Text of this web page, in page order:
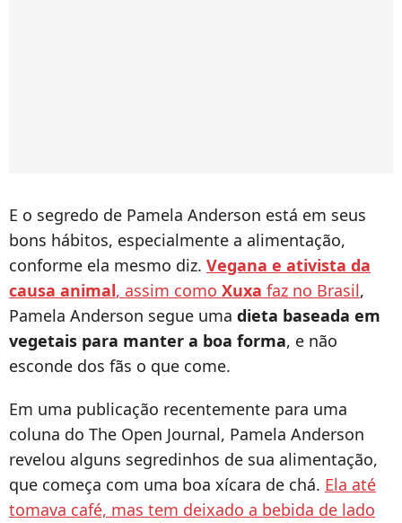
E o segredo de Pamela Anderson está em seus
bons hábitos, especialmente a alimentação,
conforme ela mesmo diz. Vegana e ativista da
causa animal, assim como Xuxa faz no Brasil,
Pamela Anderson segue uma dieta baseada em
vegetais para manter a boa forma, e não
esconde dos fãs o que come.
Em uma publicação recentemente para uma
coluna do The Open Journal, Pamela Anderson
revelou alguns segredinhos de sua alimentação,
que começa com uma boa xícara de chá. Ela até
tomava café, mas tem deixado a bebida de lado